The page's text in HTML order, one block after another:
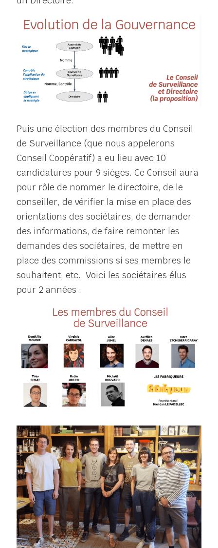
Puis une élection des membres du Conseil
de Surveillance (que nous appelerons
Conseil Coopératif) a eu lieu avec 10
candidatures pour 9 sièges. Ce Conseil aura
pour rôle de nommer le directoire, de le
conseiller, de vérifier la mise en place des
orientations des sociétaires, de demander
des informations, de faire remonter les
demandes des sociétaires, de mettre en
place des commissions si ses membres le
souhaitent, etc.  Voici les sociétaires élus
pour 2 années :